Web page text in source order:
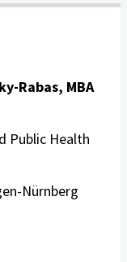
Rabas, MBA
Public Health
Nürnberg